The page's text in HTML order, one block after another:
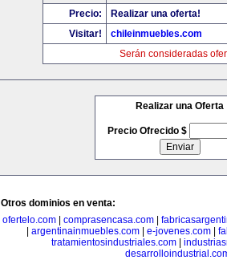
Precio:
Realizar una oferta!
Visitar!
chileinmuebles.com
Serán consideradas
Realizar una Oferta
Precio Ofrecido $
Otros dominios en venta:
ofertelo.com| comprasencasa.com|
argentinainmuebles.com| e-jovenes.com|
tratamientosindustriales.com